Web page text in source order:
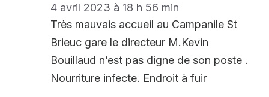
4 avril 2023 à 18 h 56 min
Très mauvais accueil au Campanile St
Brieuc gare le directeur M.Kevin
Bouillaud n’est pas digne de son poste .
Nourriture infecte. Endroit à fuir